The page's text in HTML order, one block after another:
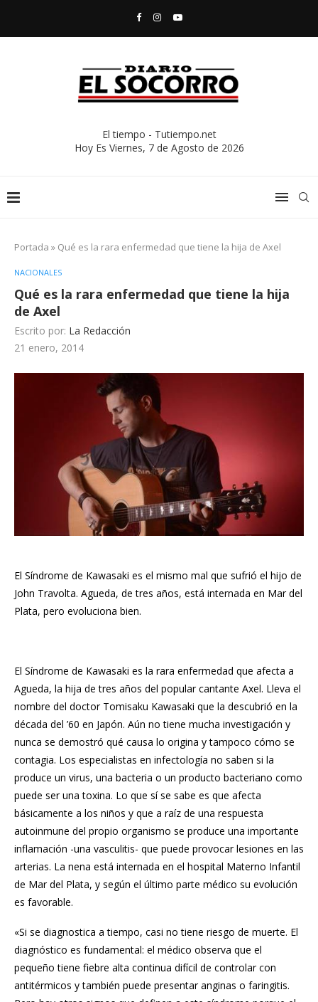
El tiempo - Tutiempo.net
Hoy Es Viernes, 7 de Agosto de 2026
Portada » Qué es la rara enfermedad que tiene la hija de Axel
NACIONALES
Qué es la rara enfermedad que tiene la hija
de Axel
Escrito por: La Redacción
21 enero, 2014
El Síndrome de Kawasaki es el mismo mal que sufrió el hijo de
John Travolta. Agueda, de tres años, está internada en Mar del
Plata, pero evoluciona bien.
El Síndrome de Kawasaki es la rara enfermedad que afecta a
Agueda, la hija de tres años del popular cantante Axel. Lleva el
nombre del doctor Tomisaku Kawasaki que la descubrió en la
década del ’60 en Japón. Aún no tiene mucha investigación y
nunca se demostró qué causa lo origina y tampoco cómo se
contagia. Los especialistas en infectología no saben si la
produce un virus, una bacteria o un producto bacteriano como
puede ser una toxina. Lo que sí se sabe es que afecta
básicamente a los niños y que a raíz de una respuesta
autoinmune del propio organismo se produce una importante
inflamación -una vasculitis- que puede provocar lesiones en las
arterias. La nena está internada en el hospital Materno Infantil
de Mar del Plata, y según el último parte médico su evolución
es favorable.
«Si se diagnostica a tiempo, casi no tiene riesgo de muerte. El
diagnóstico es fundamental: el médico observa que el
pequeño tiene fiebre alta continua difícil de controlar con
antitérmicos y también puede presentar anginas o faringitis.